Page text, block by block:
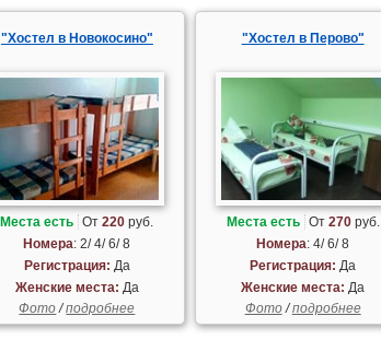
"Хостел в Новокосино"
Места есть От220 руб.
Номера: 2/ 4/ 6/ 8
Регистрация: Да
Женские места: Да
Фото/подробнее
"Хостел в Перово"
Места есть От 270руб.
Номера: 4/ 6/ 8
Регистрация: Да
Женские места: Да
Фото/подробнее